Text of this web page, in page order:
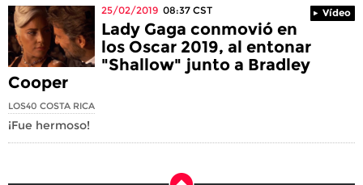
25/02/2019 08:37 CST Vídeo
Lady Gaga conmovió en
los Oscar 2019, al entonar
"Shallow" junto a Bradley
Cooper
LOS40 COSTA RICA
¡Fue hermoso!